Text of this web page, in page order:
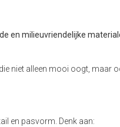
en milieuvriendelijke
niet alleen mooi oogt, maar
en pasvorm. Denk aan: